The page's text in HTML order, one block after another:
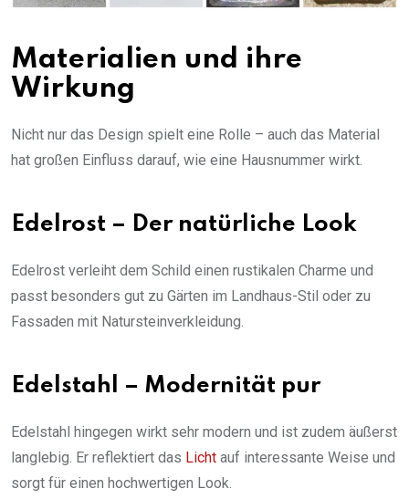
Materialien und ihre
Wirkung
Nicht nur das Design spielt eine Rolle – auch das Material
hat großen Einfluss darauf, wie eine Hausnummer wirkt.
Edelrost – Der natürliche Look
Edelrost verleiht dem Schild einen rustikalen Charme und
passt besonders gut zu Gärten im Landhaus-Stil oder zu
Fassaden mit Natursteinverkleidung.
Edelstahl – Modernität pur
Edelstahl hingegen wirkt sehr modern und ist zudem äußerst
langlebig. Er reflektiert das Licht auf interessante Weise und
sorgt für einen hochwertigen Look.